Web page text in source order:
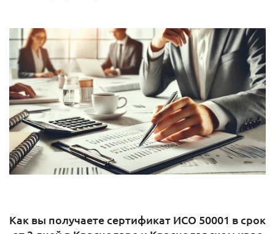
Как вы получаете сертификат ИСО 50001 в срок